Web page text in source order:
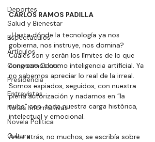
Deportes
Salud y Bienestar
Espectáculos
Artículos
Congreso Cdmx
Presidencia
Entrevistas
Notas Informativas
Novela Política
Cultura
CARLOS RAMOS PADILLA
¿Hasta dónde la tecnología ya nos
gobierna, nos instruye, nos domina?
Cuáles son y serán los límites de lo que
conocemos como inteligencia artificial. Ya
no sabemos apreciar lo real de la irreal.
Somos espiados, seguidos, con nuestra
plena autorización y nadamos en “la
nube” con  toda nuestra carga histórica,
intelectual y emocional.
Años atrás, no muchos, se escribía sobre